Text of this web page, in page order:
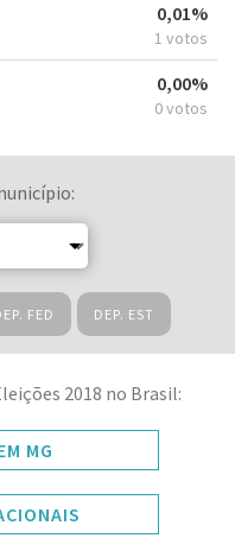
0,01%
1 votos
0,00%
0 votos
FED DEP. EST
2018 no Brasil:
MG